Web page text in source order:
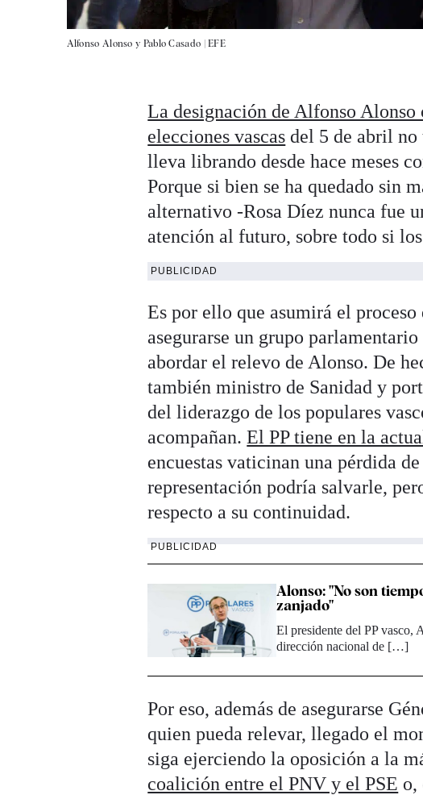
Alfonso Alonso y Pablo Casado |EFE
La designación de Alfonso Alonso
elecciones vascas del 5 de abril no
lleva librando desde hace meses
Porque si bien se ha quedado sin
alternativo -Rosa Díez nunca fue
atención al futuro, sobre todo si
PUBLICIDAD
Es por ello que asumirá el
asegurarse un grupo
abordar el relevo de Alonso. De
también ministro de Sanidad y
del liderazgo de los populares
acompañan.El PP tiene en la
encuestas vaticinan una pérdida
representación podría salvarle,
respecto a su continuidad.
PUBLICIDAD
Alonso: "No son
zanjado"
El presidente del PP vasco,
dirección nacional de […]
Por eso, además de asegurarse
quien pueda relevar, llegado el
siga ejerciendo la oposición a la
coalición entre el PNV y el PSE o,